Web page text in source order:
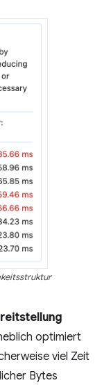
optimiert
viel Zeit
Bytes